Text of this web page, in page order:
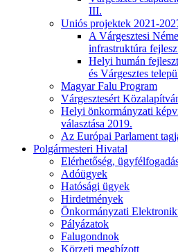
III.
Uniós projektek 2021-
A Várgesztesi
infrastruktúra
Helyi humán
és Várgesztes
Magyar Falu Program
Várgesztesért
Helyi önkormányzati
választása 2019.
Az Európai Parlament
Polgármesteri Hivatal
Elérhetőség,
Adóügyek
Hatósági ügyek
Hirdetmények
Önkormányzati
Pályázatok
Falugondnok
Körzeti megbízott